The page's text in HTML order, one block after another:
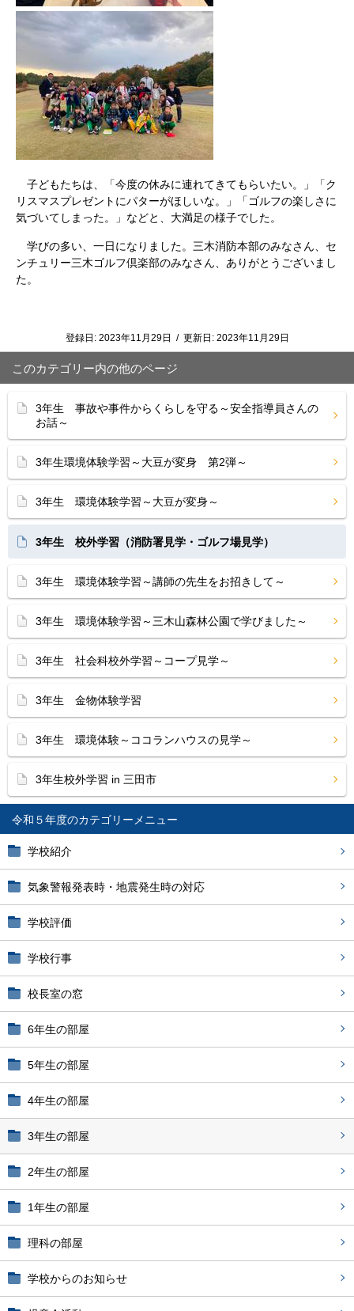
令和５年度
学校紹介
気象警報発表時・地震発生時の対応
学校評価
学校行事
校長室の窓
6年生の部屋
5年生の部屋
4年生の部屋
3年生の部屋
2年生の部屋
1年生の部屋
理科の部屋
学校からのお知らせ
子どもたちは、「今度の休みに連れてきてもらいたい。」「ク
リスマスプレゼントにパターがほしいな。」「ゴルフの楽しさに
気づいてしまった。」などと、大満足の様子でした。
学びの多い、一日になりました。三木消防本部のみなさん、セ
ンチュリー三木ゴルフ倶楽部のみなさん、ありがとうございまし
た。
登録日: 2023年11月29日 / 更新日: 2023年11月29日
このカテゴリー内の他のページ
3年生 事故や事件からくらしを守る～安全指導員さんの
お話～
3年生環境体験学習～大豆が変身 第2弾～
3年生 環境体験学習～大豆が変身～
3年生 校外学習（消防署見学・ゴルフ場見学）
3年生 環境体験学習～講師の先生をお招きして～
3年生 環境体験学習～三木山森林公園で学びました～
3年生 社会科校外学習～コープ見学～
3年生 金物体験学習
3年生 環境体験～ココランハウスの見学～
3年生校外学習 in 三田市